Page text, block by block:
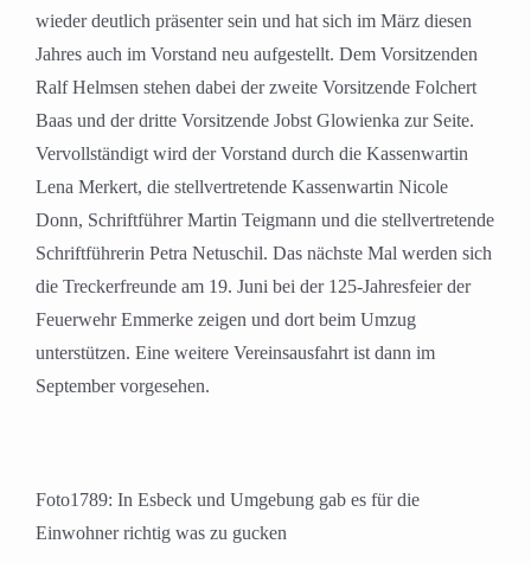
wieder deutlich präsenter sein und hat sich im März diesen
Jahres auch im Vorstand neu aufgestellt. Dem Vorsitzenden
Ralf Helmsen stehen dabei der zweite Vorsitzende Folchert
Baas und der dritte Vorsitzende Jobst Glowienka zur Seite.
Vervollständigt wird der Vorstand durch die Kassenwartin
Lena Merkert, die stellvertretende Kassenwartin Nicole
Donn, Schriftführer Martin Teigmann und die stellvertretende
Schriftführerin Petra Netuschil. Das nächste Mal werden sich
die Treckerfreunde am 19. Juni bei der 125-Jahresfeier der
Feuerwehr Emmerke zeigen und dort beim Umzug
unterstützen. Eine weitere Vereinsausfahrt ist dann im
September vorgesehen.
Foto1789: In Esbeck und Umgebung gab es für die
Einwohner richtig was zu gucken